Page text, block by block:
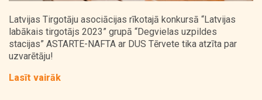
Latvijas Tirgotāju asociācijas rīkotajā konkursā “Latvijas
labākais tirgotājs 2023” grupā “Degvielas uzpildes
stacijas” ASTARTE-NAFTA ar DUS Tērvete tika atzīta par
uzvarētāju!
Lasīt vairāk